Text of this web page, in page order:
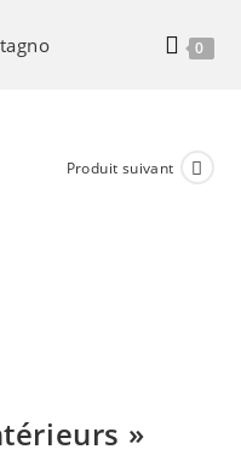
0
Produit suivant
»